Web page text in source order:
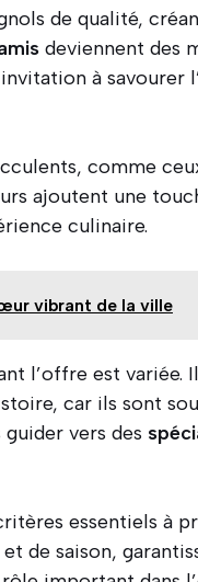
de qualité,
deviennent des
à savourer
comme
ajoutent une
culinaire.
vibrant de la ville
l’offre est variée.
car ils sont
vers des
essentiels à
de saison,